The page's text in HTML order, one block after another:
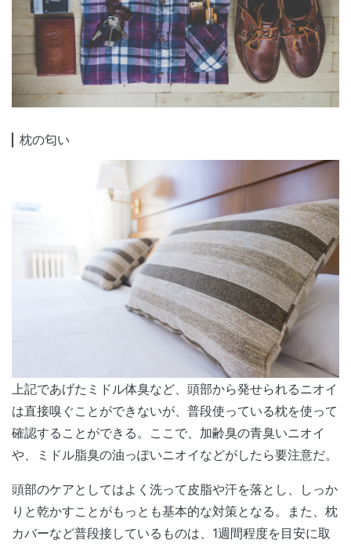
枕の匂い
上記であげたミドル体臭など、頭部から発せられるニオイ
は直接嗅ぐことができないが、普段使っている枕を使って
確認することができる。ここで、加齢臭の青臭いニオイ
や、ミドル脂臭の油っぽいニオイなどがしたら要注意だ。
頭部のケアとしてはよく洗って皮脂や汗を落とし、しっか
りと乾かすことがもっとも基本的な対策となる。また、枕
カバーなど普段接しているものは、1週間程度を目安に取